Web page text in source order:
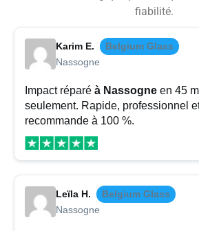
fiabilité.
Karim E.
Belgium Glass
Nassogne
Impact réparé à Nassogne en 45
seulement. Rapide, professionnel
recommande à 100 %.
Leïla H.
Belgium Glass
Nassogne